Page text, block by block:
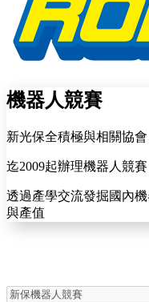
機器人競賽
新光保全積極與相關協
迄2009起辦理機器人競
透過產學交流發掘國內
與產值